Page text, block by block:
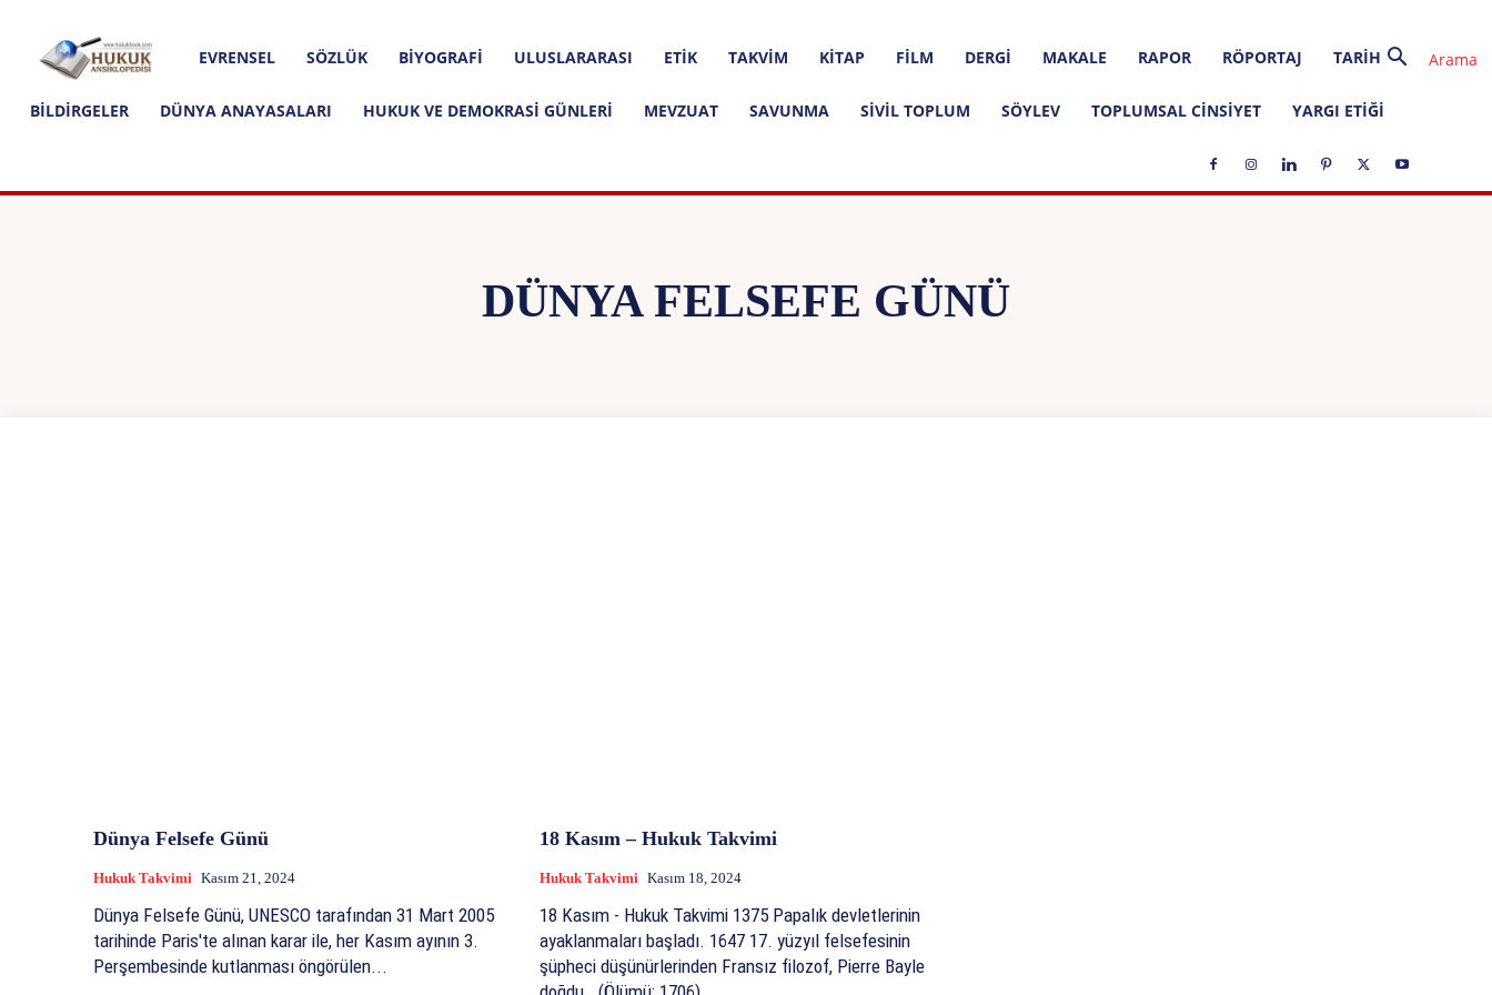
Hukuk
Ansiklopedisi
EVRENSEL SÖZLÜK BIYOGRAFI ULUSLARARASI ETIK TAKVIM KITAP FILM DERGI MAKALE RAPOR RÖPORTAJ TARIH
BILDIRGELER DÜNYA ANAYASALARI HUKUK VE DEMOKRASI GÜNLERI MEVZUAT SAVUNMA SIVIL TOPLUM SÖYLEV TOPLUMSAL CINSIYET YARGI ETIĞI
DÜNYA FELSEFE GÜNÜ
Dünya Felsefe Günü
Hukuk Takvimi Kasım 21, 2024
Dünya Felsefe Günü, UNESCO tarafından 31 Mart 2005
tarihinde Paris'te alınan karar ile, her Kasım ayının 3.
Perşembesinde kutlanması öngörülen...
18 Kasım – Hukuk Takvimi
Hukuk Takvimi Kasım 18, 2024
18 Kasım - Hukuk Takvimi 1375 Papalık devletlerinin
ayaklanmaları başladı. 1647 17. yüzyıl felsefesinin
şüpheci düşünürlerinden Fransız filozof, Pierre Bayle